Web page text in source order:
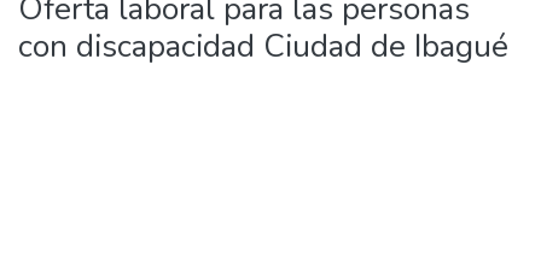
Oferta laboral para las personas
con discapacidad Ciudad de Ibagué